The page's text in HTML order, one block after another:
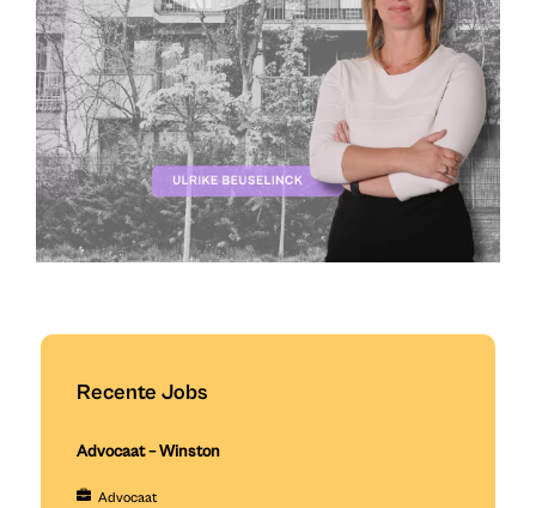
Recente Jobs
Advocaat – Winston
Advocaat